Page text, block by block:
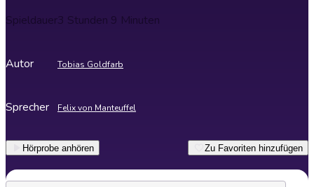
Spieldauer3 Stunden 9 Minuten
Autor Tobias Goldfarb
Sprecher Felix von Manteuffel
Hörprobe anhören Zu Favoriten hinzufügen